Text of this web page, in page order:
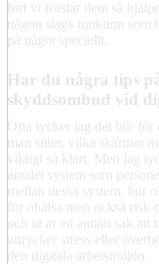
fort vi förstår dem så
någon slags funktion
på något speciellt.
Har du några tips
skyddsombud vid
Ofta tycker jag det blir för
man sitter, vilka skärmar
viktigt så klart. Men jag
antalet system som
mellan dessa system, hur
för ohälsa men också risk
och ut är en annan sak att
uttrycker stress eller
den digitala arbetsmiljön.